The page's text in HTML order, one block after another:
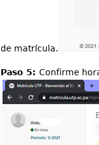
de matrícula.
Paso 5: Confirme